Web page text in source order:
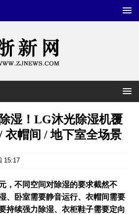
湿！LG沐光除湿机覆
衣帽间 / 地下室全场景
15:17
，不同空间对除湿的要求截然不
、卧室需要静音运行、衣帽间需要
持续强力除湿、衣柜鞋子需要定向